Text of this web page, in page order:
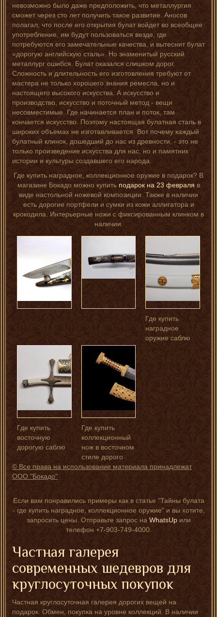
невозможно было даже предположить, что металлургия
сможет через сто лет получить такое развитие. Аносов
полагал, что после его открытия булат войдет во всеобщее
употребление, им будут пользоваться везде, где
потребуются его замечательные качества, и вытеснит булат
«дорогую английскую сталь». Но знаменитый русский
металлург ошибся. Булат оказался слишком дорог.
Сложность и длительность его изготовления требуют от
мастера не только хорошего знания ремесла, но и
настоящего высокого искусства. А искусство и
производство, искусство и поточный метод - вещи
несовместимые. Где начинается план и поток, там
кончается искусство. Поэтому настоящая булатная сталь в
широких объемах не изготавливается. Вот почему каждый
булатный клинок, дошедший до нас из древности, - это не
только произведение искусства для нас, но и памятник
истории и культуры создавшего его народа.
Где купить наградное, коллекционное оружие в подарок? В
магазине Бокадо можно купитьподарок на 23 февраляв
виде настольной ножевой композиции. Также в наличии
есть дорогие портфели и сумки из кожи аллигатора и
крокодила. Интерьерные ножи с фиксированным клинком в
наличии.
Где купить
наградное
оружие саблю
Где купить
восточную
дорогую саблю
Где купить
коллекционный
нож в восточном
стиле дорого
© Все права на использование материала принадлежат
ООО "Бокадо"
Если вам понравились примеры как в статье "Тайны булата
- где купить наградное, коллекционное оружие" и вы хотите,
запросить цены. Отправьте запрос на WhatsUpили
телефон +7-903-749-4000.
Частная галерея
современных шедевров для
круглосуточных покупок
Частная круглосуточная галерея дорогих вещей на
подарок. Обмен, покупка на уровне коллекций. В наличии